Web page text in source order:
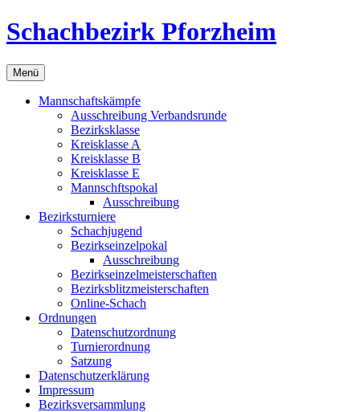
Zum
Inhalt
Schachbezirk Pforzheim
Menü
Mannschaftskämpfe
Ausschreibung Verbandsrunde
Bezirksklasse
Kreisklasse A
Kreisklasse B
Kreisklasse E
Mannschftspokal
Ausschreibung
Bezirksturniere
Schachjugend
Bezirkseinzelpokal
Ausschreibung
Bezirkseinzelmeisterschaften
Bezirksblitzmeisterschaften
Online-Schach
Ordnungen
Datenschutzordnung
Turnierordnung
Satzung
Datenschutzerklärung
Impressum
Bezirksversammlung